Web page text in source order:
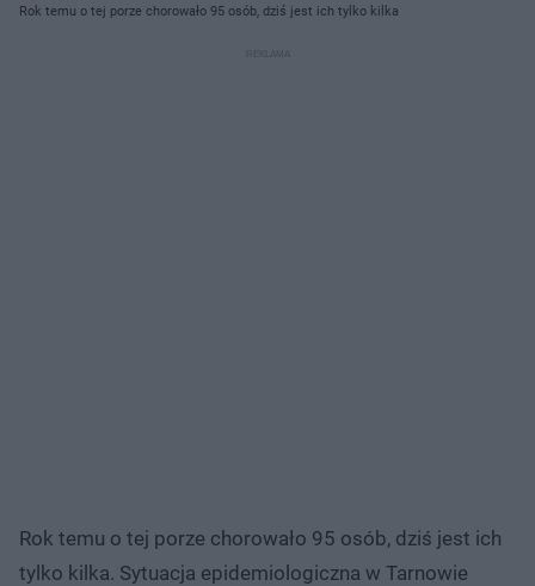
Rok temu o tej porze chorowało 95 osób, dziś jest ich tylko kilka
Rok temu o tej porze chorowało 95 osób, dziś jest ich
tylko kilka. Sytuacja epidemiologiczna w Tarnowie